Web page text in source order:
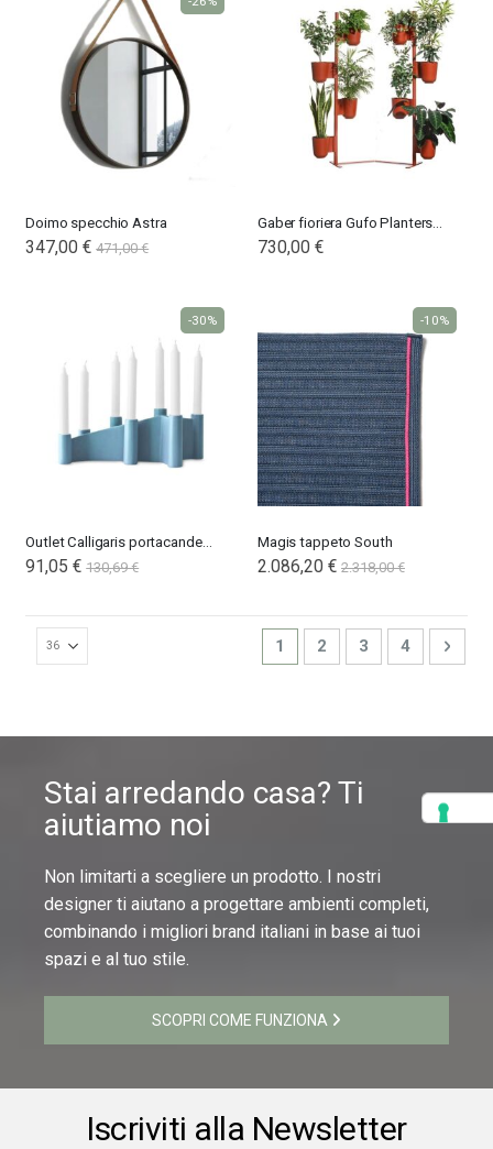
Doimo specchio Astra
347,00 € 471,00 €
Gaber fioriera Gufo Planters Kit1
730,00 €
Outlet Calligaris portacandele Cathedral
91,05 € 130,69 €
-30%
Magis tappeto South
2.086,20 € 2.318,00 €
-10%
Pagina
Attualmente stai leggendo
1 Pagina
2 Pagina
3 Pagina
4
Stai arredando casa? Ti
aiutiamo noi
Non limitarti a scegliere un prodotto. I nostri
designer ti aiutano a progettare ambienti completi,
combinando i migliori brand italiani in base ai tuoi
spazi e al tuo stile.
SCOPRI COME FUNZIONA
Iscriviti alla Newsletter